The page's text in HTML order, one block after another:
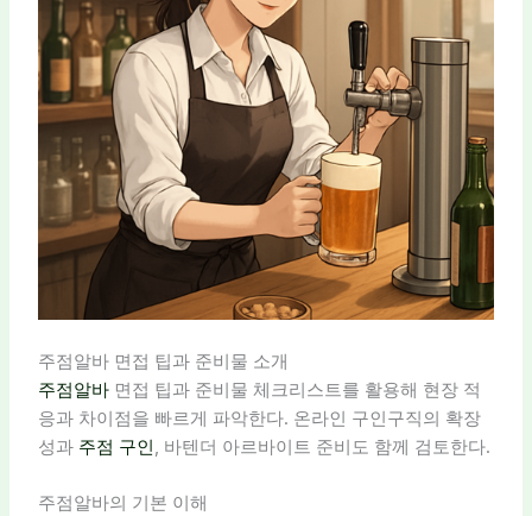
주점알바 면접 팁과 준비물 소개
주점알바면접 팁과 준비물 체크리스트를 활용해 현장 적
응과 차이점을 빠르게 파악한다. 온라인 구인구직의 확장
성과 주점 구인, 바텐더 아르바이트 준비도 함께 검토한다.
주점알바의 기본 이해